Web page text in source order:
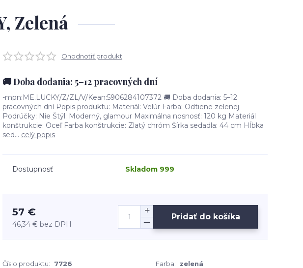
Zelená
Ohodnotiť produkt
🚚 Doba dodania: 5–12 pracovných dní
-mpn:ME.LUCKY/Z/ZL/V/Kean:5906284107372 🚚 Doba dodania: 5–12
pracovných dní Popis produktu: Materiál: Velúr Farba: Odtiene zelenej
Podrúčky: Nie Štýl: Moderný, glamour Maximálna nosnosť: 120 kg Materiál
konštrukcie: Oceľ Farba konštrukcie: Zlatý chróm Šírka sedadla: 44 cm Hĺbka
sed... celý popis
Dostupnosť Skladom 999
57 €
46,34 € bez DPH
Pridať do košíka
Číslo produktu: 7726 Farba:
zelená